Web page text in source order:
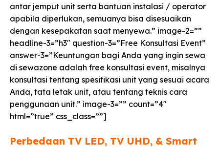
antar jemput unit serta bantuan instalasi / operator
apabila diperlukan, semuanya bisa disesuaikan
dengan kesepakatan saat menyewa.” image-2=””
headline-3=”h3″ question-3=”Free Konsultasi Event”
answer-3=”Keuntungan bagi Anda yang ingin sewa
di sewazone adalah free konsultasi event, misalnya
konsultasi tentang spesifikasi unit yang sesuai acara
Anda, tata letak unit, atau tentang teknis cara
penggunaan unit.” image-3=”” count=”4″
html=”true” css_class=””]
Perbedaan TV LED, TV UHD, & Smart